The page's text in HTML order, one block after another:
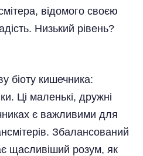
відомого своєю
Низький рівень?
біоту кишечника:
Ці маленькі, дружні
є важливими для
Збалансований
щасливіший розум, як